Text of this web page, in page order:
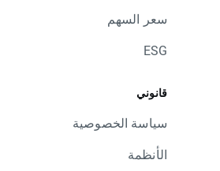
سعر السهم
ESG
قانوني
سياسة الخصوصية
الأنظمة